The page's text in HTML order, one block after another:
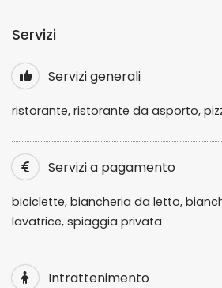
Servizi
Servizi generali
ristorante, ristorante da asporto,
Servizi a pagamento
biciclette, biancheria da letto,
lavatrice, spiaggia privata
Intrattenimento